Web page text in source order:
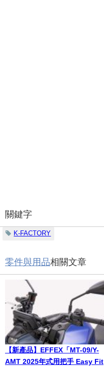
關鍵字
K-FACTORY
零件與用品相關文章
【新產品】EFFEX「MT-09/Y-
AMT 2025年式用把手 Easy Fit